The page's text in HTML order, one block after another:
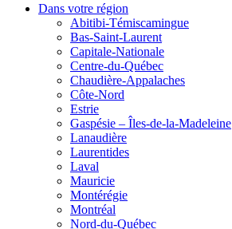
Dans votre région
Abitibi-Témiscamingue
Bas-Saint-Laurent
Capitale-Nationale
Centre-du-Québec
Chaudière-Appalaches
Côte-Nord
Estrie
Gaspésie – Îles-de-la-Madeleine
Lanaudière
Laurentides
Laval
Mauricie
Montérégie
Montréal
Nord-du-Québec